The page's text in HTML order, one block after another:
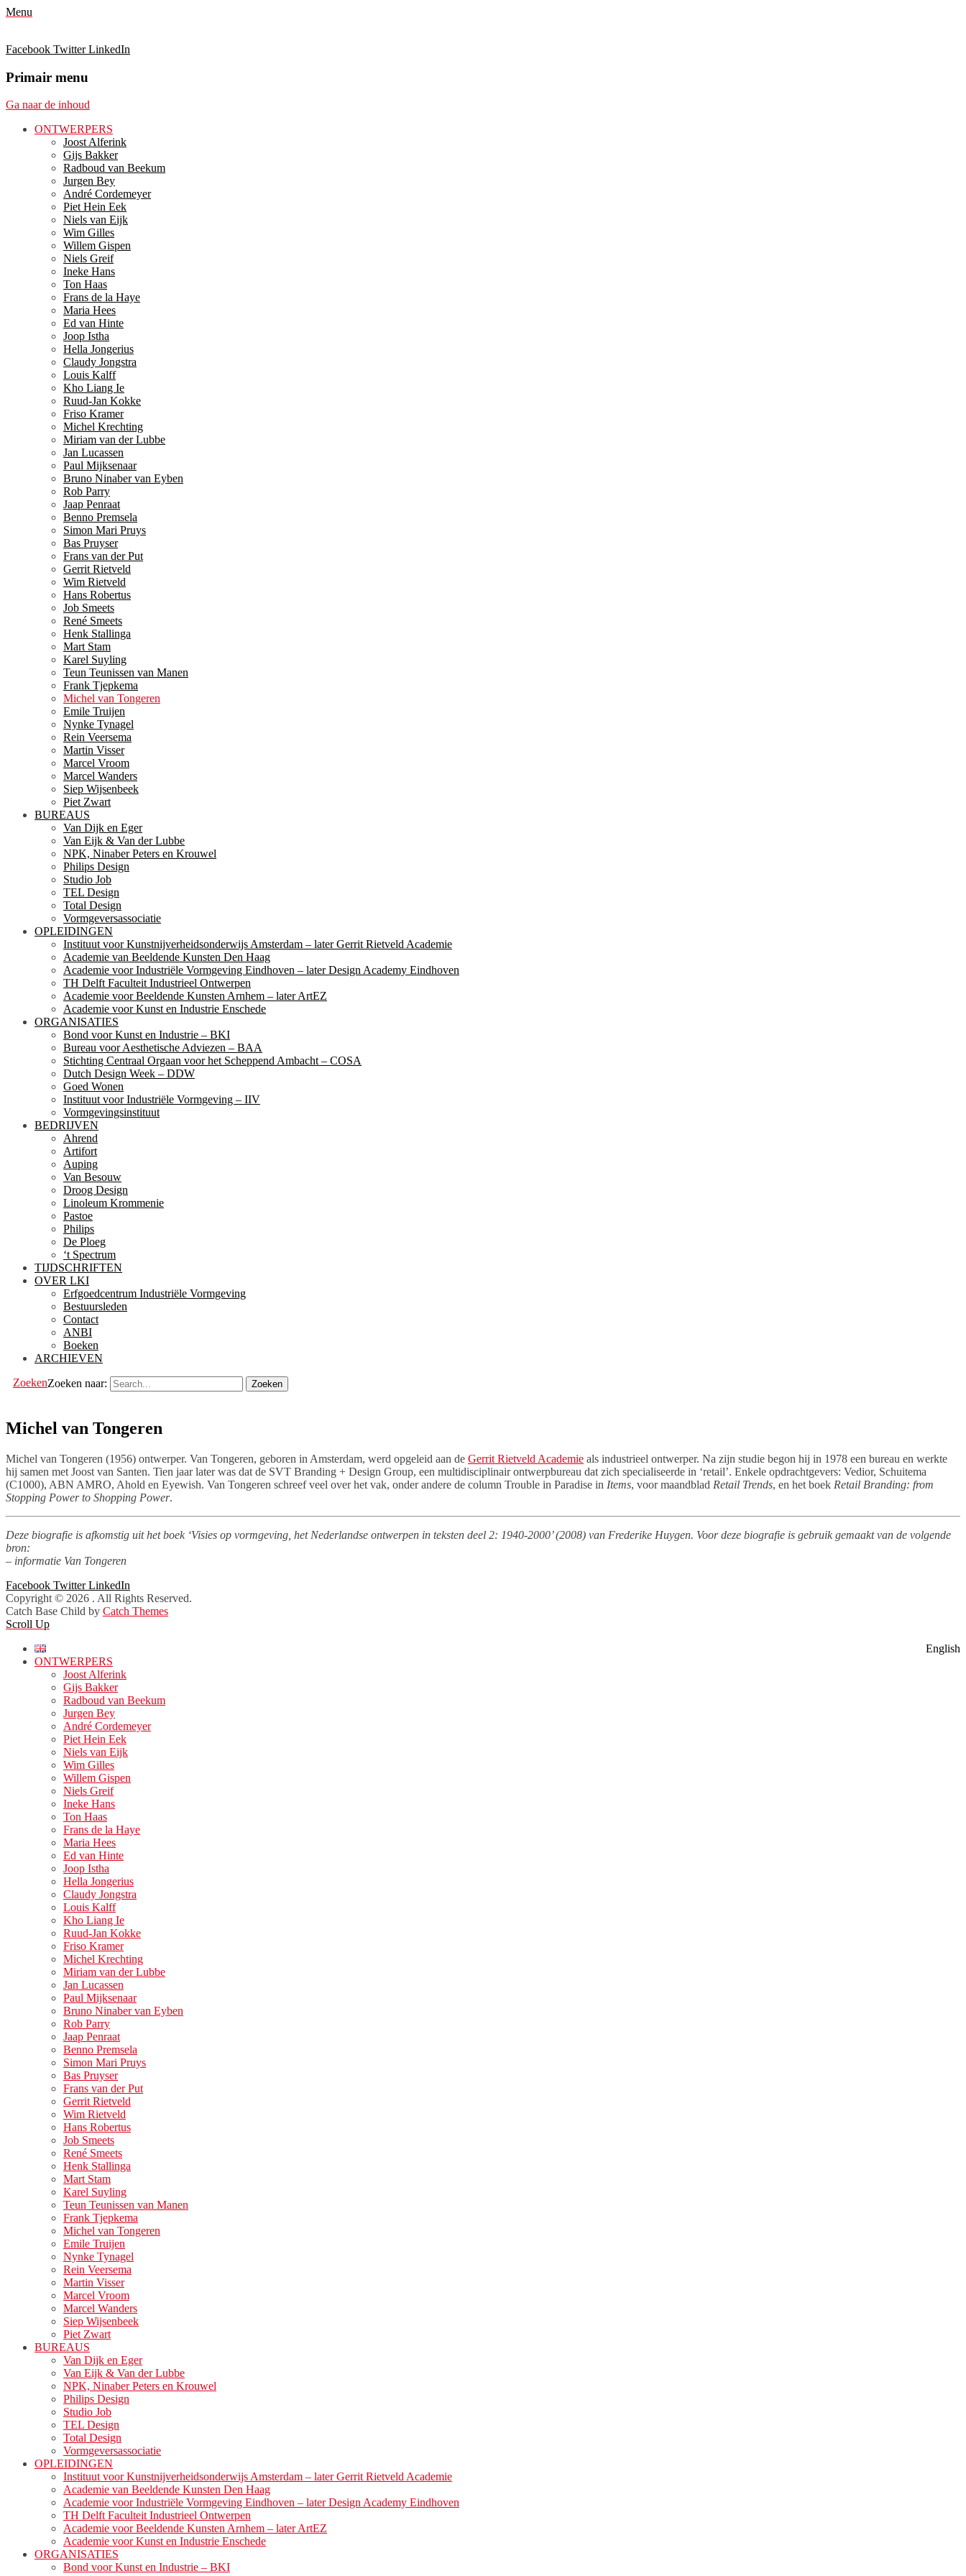
Menu
Facebook Twitter LinkedIn
Primair menu
Ga naar de inhoud
ONTWERPERS
Joost Alferink
Gijs Bakker
Radboud van Beekum
Jurgen Bey
André Cordemeyer
Piet Hein Eek
Niels van Eijk
Wim Gilles
Willem Gispen
Niels Greif
Ineke Hans
Ton Haas
Frans de la Haye
Maria Hees
Ed van Hinte
Joop Istha
Hella Jongerius
Claudy Jongstra
Louis Kalff
Kho Liang Ie
Ruud-Jan Kokke
Friso Kramer
Michel Krechting
Miriam van der Lubbe
Jan Lucassen
Paul Mijksenaar
Bruno Ninaber van Eyben
Rob Parry
Jaap Penraat
Benno Premsela
Simon Mari Pruys
Bas Pruyser
Frans van der Put
Gerrit Rietveld
Wim Rietveld
Hans Robertus
Job Smeets
René Smeets
Henk Stallinga
Mart Stam
Karel Suyling
Teun Teunissen van Manen
Frank Tjepkema
Michel van Tongeren
Emile Truijen
Nynke Tynagel
Rein Veersema
Martin Visser
Marcel Vroom
Marcel Wanders
Siep Wijsenbeek
Piet Zwart
BUREAUS
Van Dijk en Eger
Van Eijk & Van der Lubbe
NPK, Ninaber Peters en Krouwel
Philips Design
Studio Job
TEL Design
Total Design
Vormgeversassociatie
OPLEIDINGEN
Instituut voor Kunstnijverheidsonderwijs Amsterdam – later Gerrit Rietveld Academie
Academie van Beeldende Kunsten Den Haag
Academie voor Industriële Vormgeving Eindhoven – later Design Academy Eindhoven
TH Delft Faculteit Industrieel Ontwerpen
Academie voor Beeldende Kunsten Arnhem – later ArtEZ
Academie voor Kunst en Industrie Enschede
ORGANISATIES
Bond voor Kunst en Industrie – BKI
Bureau voor Aesthetische Adviezen – BAA
Stichting Centraal Orgaan voor het Scheppend Ambacht – COSA
Dutch Design Week – DDW
Goed Wonen
Instituut voor Industriële Vormgeving – IIV
Vormgevingsinstituut
BEDRIJVEN
Ahrend
Artifort
Auping
Van Besouw
Droog Design
Linoleum Krommenie
Pastoe
Philips
De Ploeg
‘t Spectrum
TIJDSCHRIFTEN
OVER LKI
Erfgoedcentrum Industriële Vormgeving
Bestuursleden
Contact
ANBI
Boeken
ARCHIEVEN
ZoekenZoeken naar:
Michel van Tongeren
Michel van Tongeren (1956) ontwerper. Van Tongeren, geboren in Amsterdam, werd opgeleid aan de Gerrit Rietveld Academie als industrieel ontwerper. Na zijn studie begon hij in 1978 een bureau en werkte
hij samen met Joost van Santen. Tien jaar later was dat de SVT Branding + Design Group, een multidisciplinair ontwerpbureau dat zich specialiseerde in ‘retail’. Enkele opdrachtgevers: Vedior, Schuitema
(C1000), ABN AMRO, Ahold en Eyewish. Van Tongeren schreef veel over het vak, onder andere de column Trouble in Paradise in Items, voor maandblad Retail Trends, en het boek Retail Branding: from
Stopping Power to Shopping Power.
Deze biografie is afkomstig uit het boek ‘Visies op vormgeving, het Nederlandse ontwerpen in teksten deel 2: 1940-2000’ (2008) van Frederike Huygen. Voor deze biografie is gebruik gemaakt van de volgende
bron:
– informatie Van Tongeren
Facebook Twitter LinkedIn
Copyright © 2026 . All Rights Reserved.
Catch Base Child by Catch Themes
Scroll Up
English
ONTWERPERS
Joost Alferink
Gijs Bakker
Radboud van Beekum
Jurgen Bey
André Cordemeyer
Piet Hein Eek
Niels van Eijk
Wim Gilles
Willem Gispen
Niels Greif
Ineke Hans
Ton Haas
Frans de la Haye
Maria Hees
Ed van Hinte
Joop Istha
Hella Jongerius
Claudy Jongstra
Louis Kalff
Kho Liang Ie
Ruud-Jan Kokke
Friso Kramer
Michel Krechting
Miriam van der Lubbe
Jan Lucassen
Paul Mijksenaar
Bruno Ninaber van Eyben
Rob Parry
Jaap Penraat
Benno Premsela
Simon Mari Pruys
Bas Pruyser
Frans van der Put
Gerrit Rietveld
Wim Rietveld
Hans Robertus
Job Smeets
René Smeets
Henk Stallinga
Mart Stam
Karel Suyling
Teun Teunissen van Manen
Frank Tjepkema
Michel van Tongeren
Emile Truijen
Nynke Tynagel
Rein Veersema
Martin Visser
Marcel Vroom
Marcel Wanders
Siep Wijsenbeek
Piet Zwart
BUREAUS
Van Dijk en Eger
Van Eijk & Van der Lubbe
NPK, Ninaber Peters en Krouwel
Philips Design
Studio Job
TEL Design
Total Design
Vormgeversassociatie
OPLEIDINGEN
Instituut voor Kunstnijverheidsonderwijs Amsterdam – later Gerrit Rietveld Academie
Academie van Beeldende Kunsten Den Haag
Academie voor Industriële Vormgeving Eindhoven – later Design Academy Eindhoven
TH Delft Faculteit Industrieel Ontwerpen
Academie voor Beeldende Kunsten Arnhem – later ArtEZ
Academie voor Kunst en Industrie Enschede
ORGANISATIES
Bond voor Kunst en Industrie – BKI